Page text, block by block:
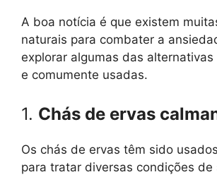
A boa notícia é que existem
naturais para combater a
explorar algumas das
e comumente usadas.
1. Chás de ervas
Os chás de ervas têm sido
para tratar diversas condições de